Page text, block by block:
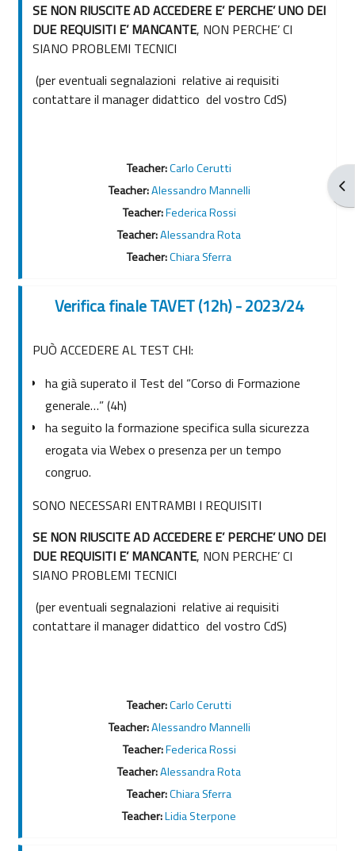
SE NON RIUSCITE AD ACCEDERE E’ PERCHE’ UNO DEI
DUE REQUISITI E’ MANCANTE, NON PERCHE’ CI
SIANO PROBLEMI TECNICI
(per eventuali segnalazioni relative ai requisiti
contattare il manager didattico del vostro CdS)
Teacher:Carlo Cerutti
Teacher:Alessandro Mannelli
Teacher:Federica Rossi
Teacher:Alessandra Rota
Teacher:Chiara Sferra
Verifica finale TAVET (12h) - 2023/24
PUÒ ACCEDERE AL TEST CHI:
ha già superato il Test del “Corso di Formazione
generale…” (4h)
ha seguito la formazione specifica sulla sicurezza
erogata via Webex o presenza per un tempo
congruo.
SONO NECESSARI ENTRAMBI I REQUISITI
SE NON RIUSCITE AD ACCEDERE E’ PERCHE’ UNO DEI
DUE REQUISITI E’ MANCANTE, NON PERCHE’ CI
SIANO PROBLEMI TECNICI
(per eventuali segnalazioni relative ai requisiti
contattare il manager didattico del vostro CdS)
Teacher:Carlo Cerutti
Teacher:Alessandro Mannelli
Teacher:Federica Rossi
Teacher:Alessandra Rota
Teacher:Chiara Sferra
Teacher:Lidia Sterpone